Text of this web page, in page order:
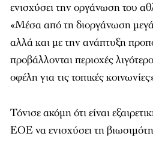
ενισχύσει την οργάνωση του
«Μέσα από τη διοργάνωση
αλλά και με την ανάπτυξη
προβάλλονται περιοχές
οφέλη για τις τοπικές
Τόνισε ακόμη ότι είναι
ΕΟΕ να ενισχύσει τη